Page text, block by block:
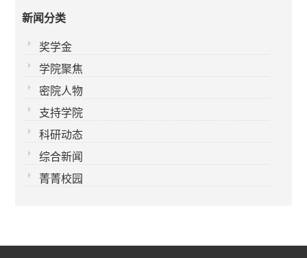
新闻分类
奖学金
学院聚焦
密院人物
支持学院
科研动态
综合新闻
菁菁校园